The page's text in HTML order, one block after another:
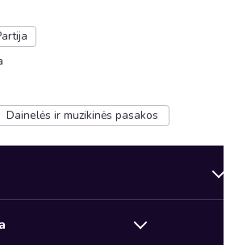
Dainelės ir muzikinės pasakos